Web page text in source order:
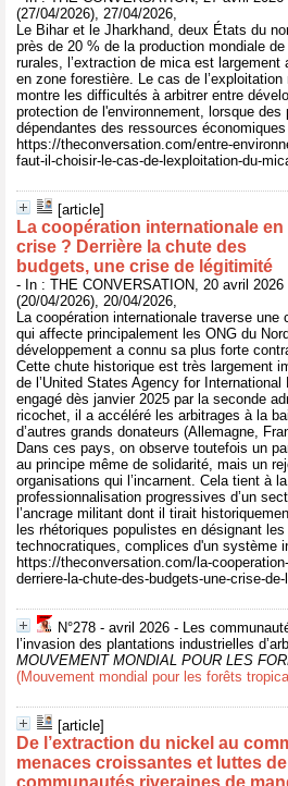
(27/04/2026), 27/04/2026,
Le Bihar et le Jharkhand, deux États du
près de 20 % de la production mondiale
rurales, l’extraction de mica est
en zone forestière. Le cas de
montre les difficultés à arbitrer entre
protection de l'environnement, lorsque
dépendantes des ressources
https://theconversation.com/entre-
faut-il-choisir-le-cas-de-lexploitation-du-
[article]
La coopération internationale en
crise ? Derrière la chute des
budgets, une crise de légitimité
- In : THE CONVERSATION, 20 avril 2026
(20/04/2026), 20/04/2026,
La coopération internationale traverse
qui affecte principalement les ONG du
développement a connu sa plus forte
Cette chute historique est très largement
de l’United States Agency for International
engagé dès janvier 2025 par la seconde
ricochet, il a accéléré les arbitrages à la
d’autres grands donateurs (Allemagne,
Dans ces pays, on observe toutefois un
au principe même de solidarité, mais un
organisations qui l’incarnent. Cela tient à
professionnalisation progressives d’un
l’ancrage militant dont il tirait
les rhétoriques populistes en désignant
technocratiques, complices d'un système
https://theconversation.com/la-
derriere-la-chute-des-budgets-une-crise-
N°278 - avril 2026 - Les
l’invasion des plantations industrielles
MOUVEMENT MONDIAL POUR LES
(Mouvement mondial pour les forêts
[article]
De l’extraction du nickel au
menaces croissantes et luttes
communautés riveraines de